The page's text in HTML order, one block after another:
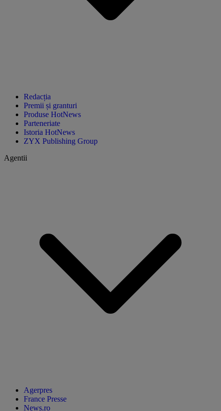
Redacția
Premii și granturi
Produse HotNews
Parteneriate
Istoria HotNews
ZYX Publishing Group
Agentii
Agerpres
France Presse
News.ro